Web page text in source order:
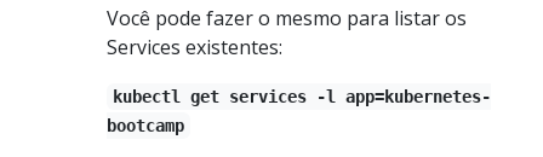
Você pode fazer o mesmo para listar os
Services existentes:
kubectl get services -l app=kubernetes-
bootcamp